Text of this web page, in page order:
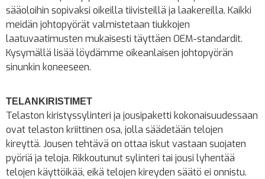
sääoloihin sopivaksi oikeilla tiivisteillä ja laakereilla. Kaikki
meidän johtopyörät valmistetaan tiukkojen
laatuvaatimusten mukaisesti täyttäen OEM-standardit.
Kysymällä lisää löydämme oikeanlaisen johtopyörän
sinunkin koneeseen.
TELANKIRISTIMET
Telaston kiristyssylinteri ja jousipaketti kokonaisuudessaan
ovat telaston kriittinen osa, jolla säädetään telojen
kireyttä. Jousen tehtävä on ottaa iskut vastaan suojaten
pyöriä ja teloja. Rikkoutunut sylinteri tai jousi lyhentää
telojen käyttöikää, eikä telojen kireyden säätö ei onnistu.